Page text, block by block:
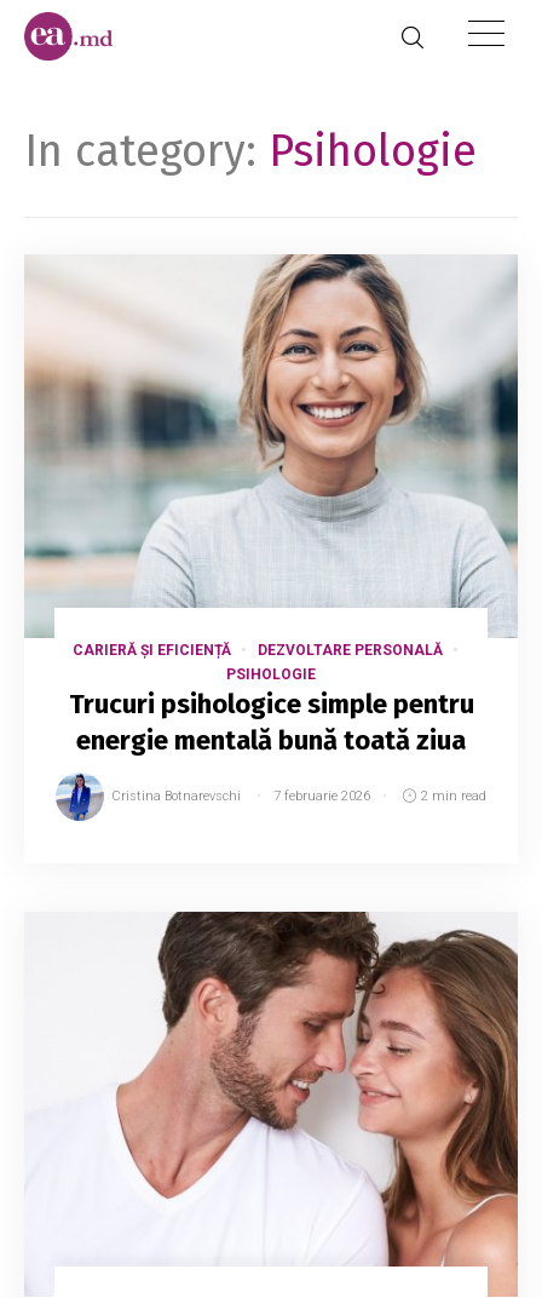
In category: Psihologie
CARIERĂ ȘI EFICIENȚĂ
DEZVOLTARE PERSONALĂ
PSIHOLOGIE
Trucuri psihologice simple pentru
energie mentală bună toată ziua
Cristina Botnarevschi 7 februarie 2026 2 min read